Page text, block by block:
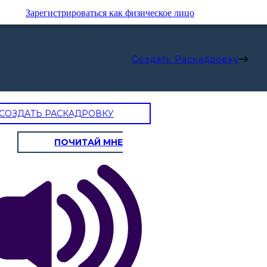
Зарегистрироваться как физическое лицо
Создать Раскадровку
СОЗДАТЬ РАСКАДРОВКУ
ПОЧИТАЙ МНЕ